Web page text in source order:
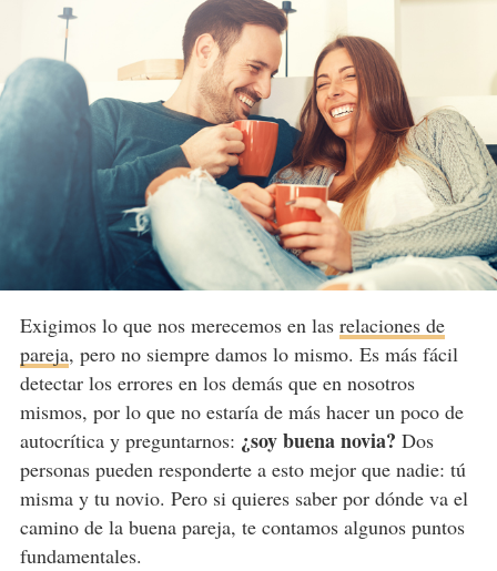
Exigimos lo que nos merecemos en las relaciones de
pareja, pero no siempre damos lo mismo. Es más fácil
detectar los errores en los demás que en nosotros
mismos, por lo que no estaría de más hacer un poco de
autocrítica y preguntarnos: ¿soy buena novia? Dos
personas pueden responderte a esto mejor que nadie: tú
misma y tu novio. Pero si quieres saber por dónde va el
camino de la buena pareja, te contamos algunos puntos
fundamentales.